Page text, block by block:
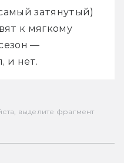
затянутый)
к мягкому
—
и нет.
выделите фрагмент